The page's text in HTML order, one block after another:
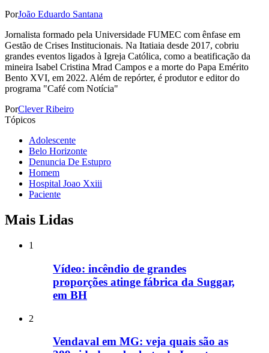
PorJoão Eduardo Santana
Jornalista formado pela Universidade FUMEC com ênfase em
Gestão de Crises Institucionais. Na Itatiaia desde 2017, cobriu
grandes eventos ligados à Igreja Católica, como a beatificação da
mineira Isabel Cristina Mrad Campos e a morte do Papa Emérito
Bento XVI, em 2022. Além de repórter, é produtor e editor do
programa "Café com Notícia"
PorClever Ribeiro
Tópicos
Adolescente
Belo Horizonte
Denuncia De Estupro
Homem
Hospital Joao Xxiii
Paciente
Mais Lidas
1
Vídeo: incêndio de grandes
proporções atinge fábrica da Suggar,
em BH
2
Vendaval em MG: veja quais são as